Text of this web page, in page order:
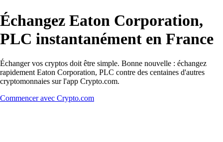
Échangez Eaton Corporation,
PLC instantanément en France
Échanger vos cryptos doit être simple. Bonne nouvelle : échangez
rapidement Eaton Corporation, PLC contre des centaines d'autres
cryptomonnaies sur l'app Crypto.com.
Commencer avec Crypto.com